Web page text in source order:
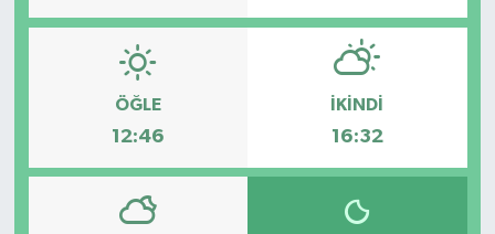
ÖĞLE
12:46
İKINDI
16:32